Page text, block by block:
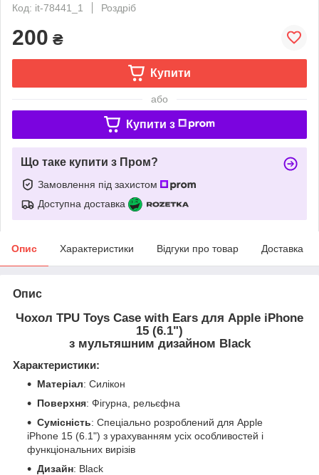
Код: it-78441_1
Роздріб
200 ₴
Купити
або
Купити з
Що таке купити з Пром?
Замовлення під захистом
Доступна доставка
Опис Характеристики Відгуки про товар Доставка
Опис
Чохол TPU Toys Case with Ears для Apple iPhone
15 (6.1")
з мультяшним дизайном Black
Характеристики:
Матеріал: Силікон
Поверхня: Фігурна, рельєфна
Сумісність: Спеціально розроблений для Apple
iPhone 15 (6.1") з урахуванням усіх особливостей і
функціональних вирізів
Дизайн: Black